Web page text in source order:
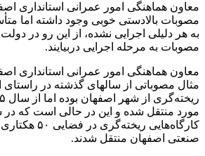
معاون هماهنگی امور عمرانی استانداری
مصوبات بالادستی خوبی وجود داشته اما
به هر دلیلی اجرایی نشده، از این رو در
مصوبات به مرحله اجرایی دربیایند.
معاون هماهنگی امور عمرانی استانداری
مثال مصوباتی از سالهای گذشته در راستای
کارگاه‌هایی
صنعتی اصفهان منتقل شدند.